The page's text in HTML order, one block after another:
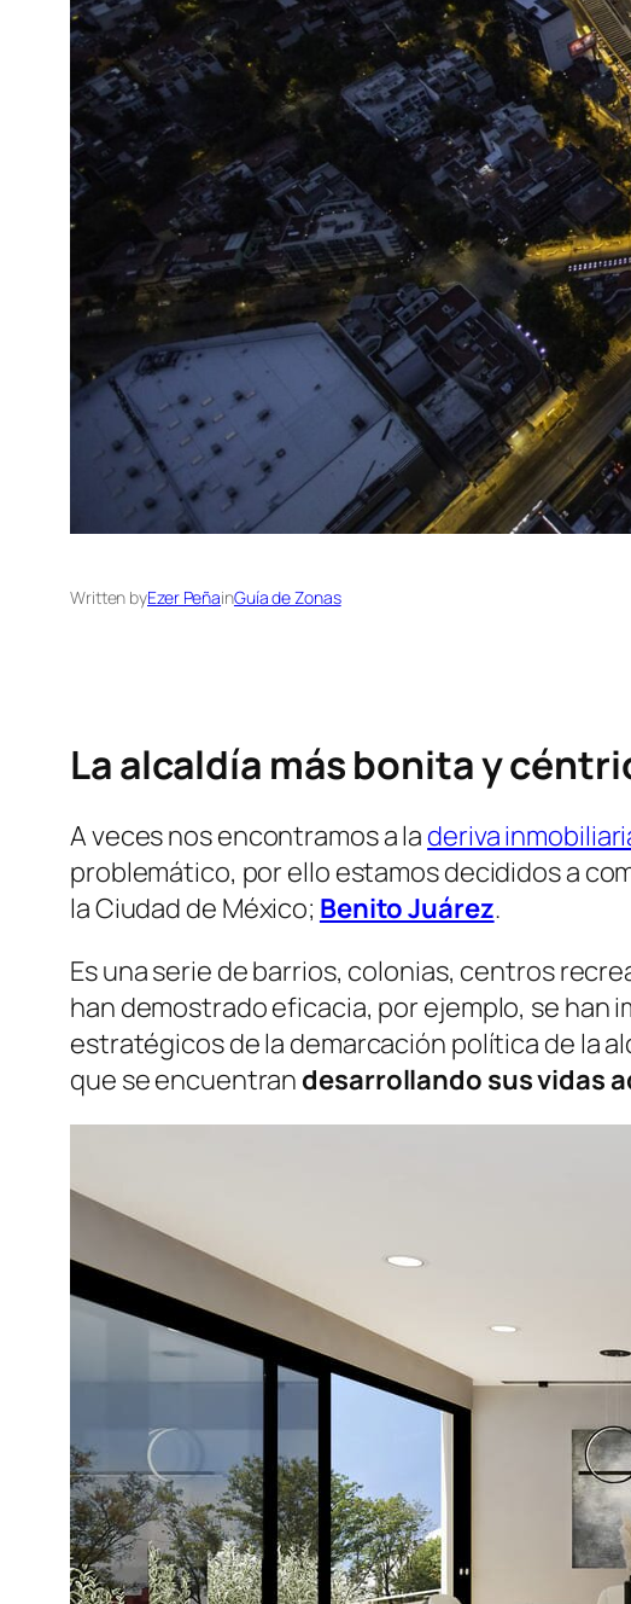
Written byEzer PeñainGuía de Zonas
La alcaldía más bonita y
A veces nos encontramos a la deriva
problemático, por ello estamos decididos a
la Ciudad de México; Benito Juárez.
Es una serie de barrios, colonias, centros
han demostrado eficacia, por ejemplo, se
estratégicos de la demarcación política de la
que se encuentran desarrollando sus vidas